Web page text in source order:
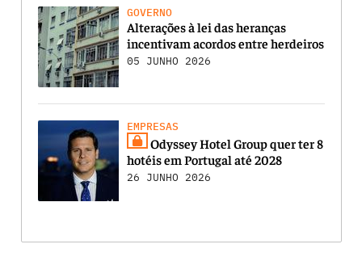
GOVERNO
Alterações à lei das heranças
incentivam acordos entre herdeiros
05 JUNHO 2026
EMPRESAS
Odyssey Hotel Group quer ter 8
hotéis em Portugal até 2028
26 JUNHO 2026